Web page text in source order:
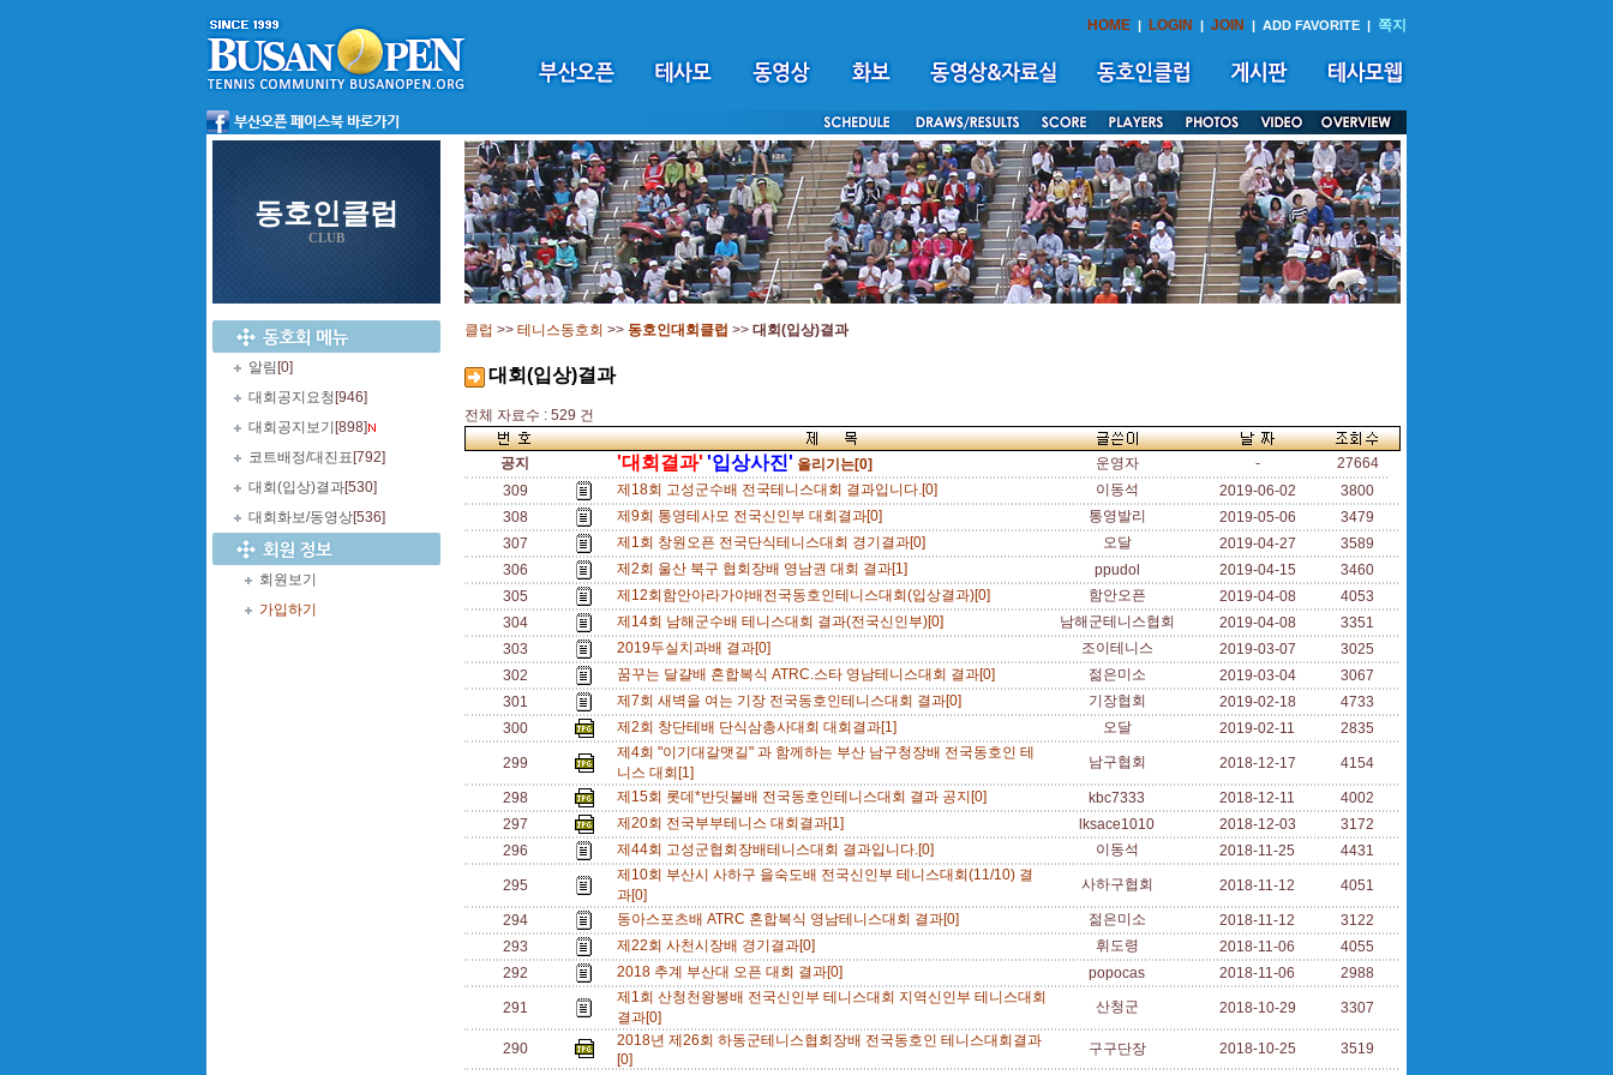
HOME | LOGIN | JOIN | ADD FAVORITE | 쪽지
동호인클럽
CLUB
알림 [0]
대회공지요청 [946]
대회공지보기 [898]
코트배정/대진표 [792]
대회(입상)결과[530]
대회화보/동영상[536]
회원보기
가입하기
클럽 >> 테니스동호회 >> 동호인대회클럽 >> 대회(입상)결과
대회(입상)결과
전체 자료수 : 529 건
공지 '대회결과' '입상사진' 올리기는[0] 운영자 -
27664
309
제18회 고성군수배 전국테니스대회 결과입니다.[0] 이동석 2019-06-02
3800
308
제9회 통영테사모 전국신인부 대회결과[0] 통영발리 2019-05-06
3479
307
제1회 창원오픈 전국단식테니스대회 경기결과[0] 오달 2019-04-27
3589
306
제2회 울산 북구 협회장배 영남권 대회 결과[1] ppudol 2019-04-15
3460
305
제12회함안아라가야배전국동호인테니스대회(입상결과)[0] 함안오픈 2019-04-08
4053
304
제14회 남해군수배 테니스대회 결과(전국신인부)[0] 남해군테니스협회 2019-04-08
3351
303
2019두실치과배 결과[0] 조이테니스 2019-03-07
3025
302
꿈꾸는 달걀배 혼합복식 ATRC.스타 영남테니스대회 결과[0] 젊은미소 2019-03-04
3067
301
제7회 새벽을 여는 기장 전국동호인테니스대회 결과[0] 기장협회 2019-02-18
4733
300
제2회 창단테배 단식삼총사대회 대회결과[1] 오달 2019-02-11 2835
299
제4회 "이기대갈맷길" 과 함께하는 부산 남구청장배 전국동호인 테
니스 대회[1]
남구협회 2018-12-17 4154
298 제15회 롯데*반딧불배 전국동호인테니스대회 결과 공지[0] kbc7333 2018-12-11
4002
297
제20회 전국부부테니스 대회결과[1] lksace1010 2018-12-03
3172
296
제44회 고성군협회장배테니스대회 결과입니다.[0] 이동석 2018-11-25 4431
295
제10회 부산시 사하구 을숙도배 전국신인부 테니스대회(11/10) 결
과[0]
사하구협회 2018-11-12 4051
294 동아스포츠배 ATRC 혼합복식 영남테니스대회 결과[0] 젊은미소 2018-11-12
3122
293
제22회 사천시장배 경기결과[0] 휘도령 2018-11-06
4055
292
2018 추계 부산대 오픈 대회 결과[0] popocas 2018-11-06 2988
291
제1회 산청천왕봉배 전국신인부 테니스대회 지역신인부 테니스대회
결과[0]
산청군 2018-10-29 3307
290
2018년 제26회 하동군테니스협회장배 전국동호인 테니스대회결과
[0]
구구단장 2018-10-25 3519